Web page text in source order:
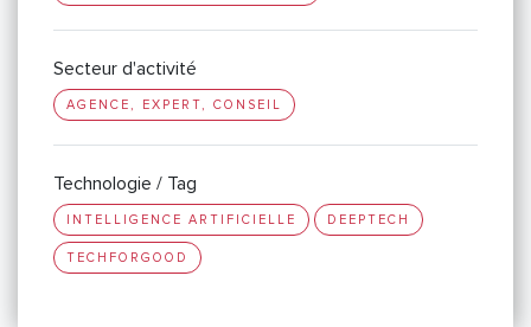
Secteur d'activité
AGENCE, EXPERT, CONSEIL
Technologie / Tag
INTELLIGENCE ARTIFICIELLE DEEPTECH
TECHFORGOOD